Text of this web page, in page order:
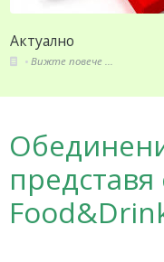
За СППЗ
Вижте повече ...